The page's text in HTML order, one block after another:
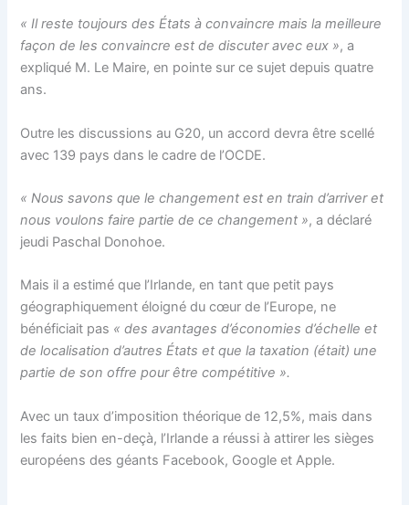
« Il reste toujours des États à convaincre mais la meilleure
façon de les convaincre est de discuter avec eux », a
expliqué M. Le Maire, en pointe sur ce sujet depuis quatre
ans.
Outre les discussions au G20, un accord devra être scellé
avec 139 pays dans le cadre de l’OCDE.
« Nous savons que le changement est en train d’arriver et
nous voulons faire partie de ce changement », a déclaré
jeudi Paschal Donohoe.
Mais il a estimé que l’Irlande, en tant que petit pays
géographiquement éloigné du cœur de l’Europe, ne
bénéficiait pas « des avantages d’économies d’échelle et
de localisation d’autres États et que la taxation (était) une
partie de son offre pour être compétitive ».
Avec un taux d’imposition théorique de 12,5%, mais dans
les faits bien en-deçà, l’Irlande a réussi à attirer les sièges
européens des géants Facebook, Google et Apple.